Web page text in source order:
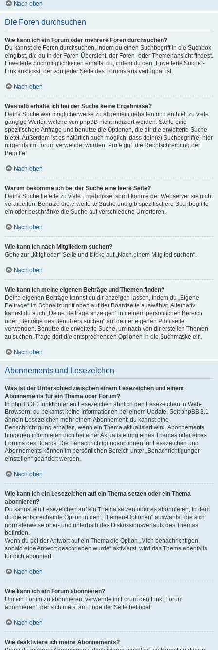
Nach oben
Die Foren durchsuchen
Wie kann ich ein Forum oder mehrere Foren durchsuchen?
Du kannst die Foren durchsuchen, indem du einen Suchbegriff in die Suchbox
eingibst, die du in der Foren-Übersicht, der Foren- oder Themenansicht findest.
Erweiterte Suchmöglichkeiten erhältst du, indem du den „Erweiterte Suche“-
Link anklickst, der von jeder Seite des Forums aus verfügbar ist.
Nach oben
Weshalb erhalte ich bei der Suche keine Ergebnisse?
Deine Suche war möglicherweise zu allgemein gehalten und enthielt zu viele
gängige Wörter, welche von phpBB nicht indiziert werden. Stelle eine
spezifischere Anfrage und benutze die Optionen, die dir die erweiterte Suche
bietet. Außerdem ist es natürlich auch möglich, dass dein(e) Suchbegriff(e) hier
nirgends im Forum verwendet wurden. Prüfe ggf. die Rechtschreibung der
Begriffe!
Nach oben
Warum bekomme ich bei der Suche eine leere Seite?
Deine Suche lieferte zu viele Ergebnisse, somit konnte der Webserver sie nicht
verarbeiten. Benutze die erweiterte Suche und gib spezifischere Suchbegriffe
ein oder beschränke die Suche auf verschiedene Unterforen.
Nach oben
Wie kann ich nach Mitgliedern suchen?
Gehe zur „Mitglieder“-Seite und klicke auf „Nach einem Mitglied suchen“.
Nach oben
Wie kann ich meine eigenen Beiträge und Themen finden?
Deine eigenen Beiträge kannst du dir anzeigen lassen, indem du „Eigene
Beiträge“ im Schnellzugriff oben auf der Boardseite auswählst. Alternativ
kannst du auch „Deine Beiträge anzeigen“ in deinem persönlichen Bereich
oder „Beiträge des Benutzers suchen“ auf deiner eigenen Profilseite
verwenden. Benutze die erweiterte Suche, um nach von dir erstellen Themen
zu suchen. Trage dort die entsprechenden Optionen in die Suchmaske ein.
Nach oben
Abonnements und Lesezeichen
Was ist der Unterschied zwischen einem Lesezeichen und einem
Abonnements für ein Thema oder Forum?
In phpBB 3.0 funktionierten Lesezeichen ähnlich den Lesezeichen in Web-
Browsern: du bekamst keine Informationen bei einem Update. Seit phpBB 3.1
ähneln Lesezeichen mehr einem Abonnement: du kannst eine
Benachrichtigung erhalten, wenn ein Thema aktualisiert wird. Abonnements
hingegen informieren dich bei einer Aktualisierung eines Themas oder eines
Forums des Boards. Die Benachrichtigungsoptionen für Lesezeichen und
Abonnements können im persönlichen Bereich unter „Benachrichtigungen
einstellen“ geändert werden.
Nach oben
Wie kann ich ein Lesezeichen auf ein Thema setzen oder ein Thema
abonnieren?
Du kannst ein Lesezeichen auf ein Thema setzen oder es abonnieren, in dem
du die entsprechende Option in den „Themen-Optionen“ auswählst, die sich
normalerweise ober- und unterhalb des Diskussionsverlaufs des Themas
befinden.
Wenn du bei der Antwort auf ein Thema die Option „Mich benachrichtigen,
sobald eine Antwort geschrieben wurde“ aktivierst, wird das Thema ebenfalls
für dich abonniert.
Nach oben
Wie kann ich ein Forum abonnieren?
Um ein Forum zu abonnieren, verwende im Forum den Link „Forum
abonnieren“, der sich meist am Ende der Seite befindet.
Nach oben
Wie deaktiviere ich meine Abonnements?